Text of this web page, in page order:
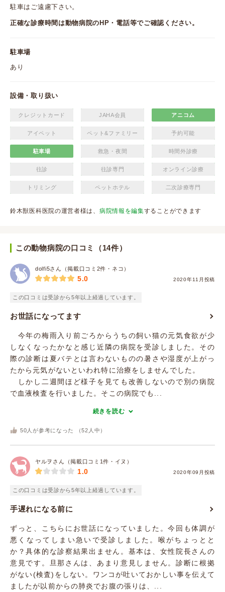
駐車はご遠慮下さい。
正確な診療時間は動物病院のHP・電話等でご確認ください。
駐車場
あり
設備・取り扱い
クレジットカード JAHA会員 アニコム
アイペット ペット&ファミリー 予約可能
駐車場 救急・夜間 時間外診療
往診 往診専門 オンライン診療
トリミング ペットホテル 二次診療専門
鈴木獣医科医院の運営者様は、 病院情報を編集することができます
この動物病院の口コミ（14件）
dolfi5さん（掲載口コミ2件・ネコ）
2020年11月投稿
5.0
この口コミは受診から5年以上経過しています。
お世話になってます
今年の梅雨入り前ごろからうちの飼い猫の元気食欲が少
しなくなったかなと感じ近隣の病院を受診しました。その
際の診断は夏バテとは言わないものの暑さや湿度が上がっ
たから元気がないといわれ特に治療をしませんでした。
しかし二週間ほど様子を見ても改善しないので別の病院
で血液検査を行いました。そこの病院でも...
続きを読む
50 人が参考になった （52 人中）
ヤルヲさん（掲載口コミ1件・イヌ）
2020年09月投稿
1.0
この口コミは受診から5年以上経過しています。
手遅れになる前に
ずっと、こちらにお世話になっていました。今回も体調が
悪くなってしまい急いで受診しました。喉がちょっとと
か？具体的な診察結果出ません。基本は、女性院長さんの
意見です。旦那さんは、あまり意見しません。診断に根拠
がない(検査)をしない。ワンコが吐いておかしい事を伝えて
ましたが以前からの肺炎でお腹の張りは、...